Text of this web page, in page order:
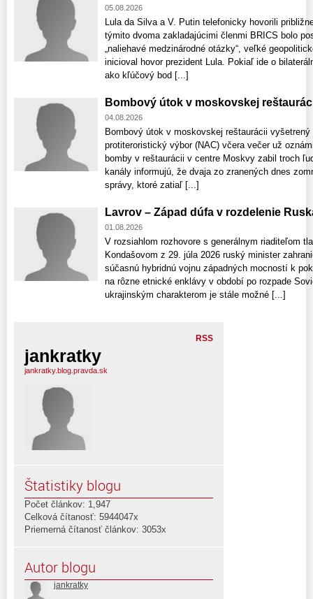
05.08.2026
Lula da Silva a V. Putin telefonicky hovorili
týmito dvoma zakladajúcimi členmi BRICS bolo
„naliehavé medzinárodné otázky“, veľké
inicioval hovor prezident Lula. Pokiaľ ide o
ako kľúčový bod [...]
Bombový útok v moskovskej
04.08.2026
Bombový útok v moskovskej reštaurácii
protiteroristický výbor (NAC) včera večer už
bomby v reštaurácii v centre Moskvy zabil troch
kanály informujú, že dvaja zo zranených dnes
správy, ktoré zatiaľ [...]
Lavrov – Západ dúfa v rozdelenie
01.08.2026
V rozsiahlom rozhovore s generálnym riaditeľom
Kondašovom z 29. júla 2026 ruský minister
súčasnú hybridnú vojnu západných mocností k
na rôzne etnické enklávy v období po rozpade
ukrajinským charakterom je stále možné [...]
RSS
jankratky
jankratky.blog.pravda.sk
Štatistiky blogu
Počet článkov: 1,947
Celková čítanosť: 5944047x
Priemerná čítanosť článkov: 3053x
Autor blogu
jankratky